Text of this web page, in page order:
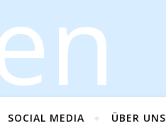
SOCIAL MEDIA ÜBER UNS